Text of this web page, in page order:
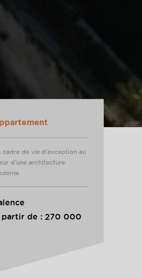
cadre de vie d'exception au
d'une architecture
partir de : 270 000